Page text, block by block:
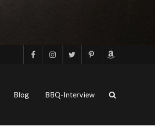
Blog BBQ-Interview